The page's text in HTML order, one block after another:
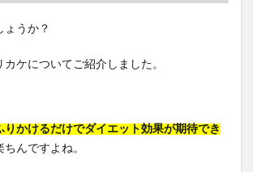
ょうか？
ケについてご紹介しました。
りかけるだけでダイエット効果が期待でき
んですよね。